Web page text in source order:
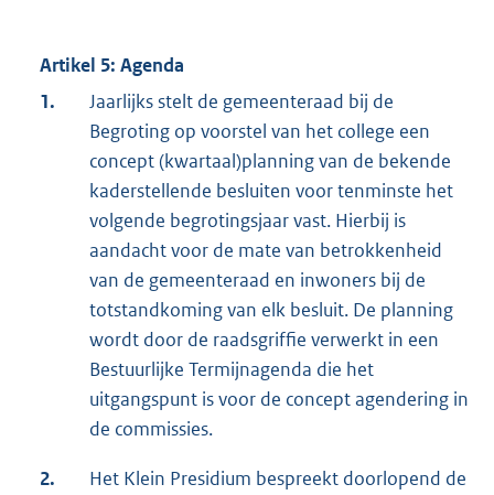
Artikel 5: Agenda
1.
Jaarlijks stelt de gemeenteraad bij de
Begroting op voorstel van het college een
concept (kwartaal)planning van de bekende
kaderstellende besluiten voor tenminste het
volgende begrotingsjaar vast. Hierbij is
aandacht voor de mate van betrokkenheid
van de gemeenteraad en inwoners bij de
totstandkoming van elk besluit. De planning
wordt door de raadsgriffie verwerkt in een
Bestuurlijke Termijnagenda die het
uitgangspunt is voor de concept agendering in
de commissies.
2.
Het Klein Presidium bespreekt doorlopend de